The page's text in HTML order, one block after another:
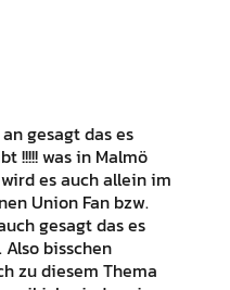
gesagt das es
!!!!! was in Malmö
es auch allein im
Union Fan bzw.
gesagt das es
bisschen
zu diesem Thema